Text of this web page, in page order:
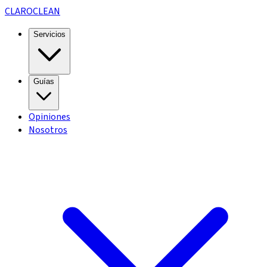
CLAROCLEAN
Servicios
Guías
Opiniones
Nosotros